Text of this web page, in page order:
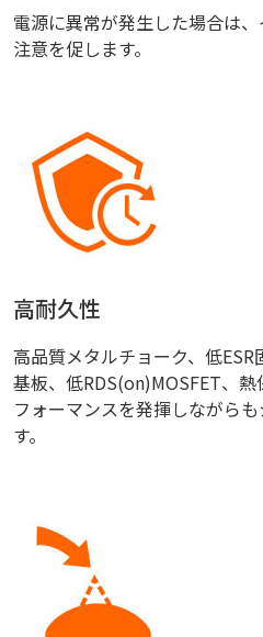
電源に異常が発生した場合は
注意を促します。
高耐久性
高品質メタルチョーク、低
基板、低RDS(on)MOSFET、
フォーマンスを発揮しながら
す。